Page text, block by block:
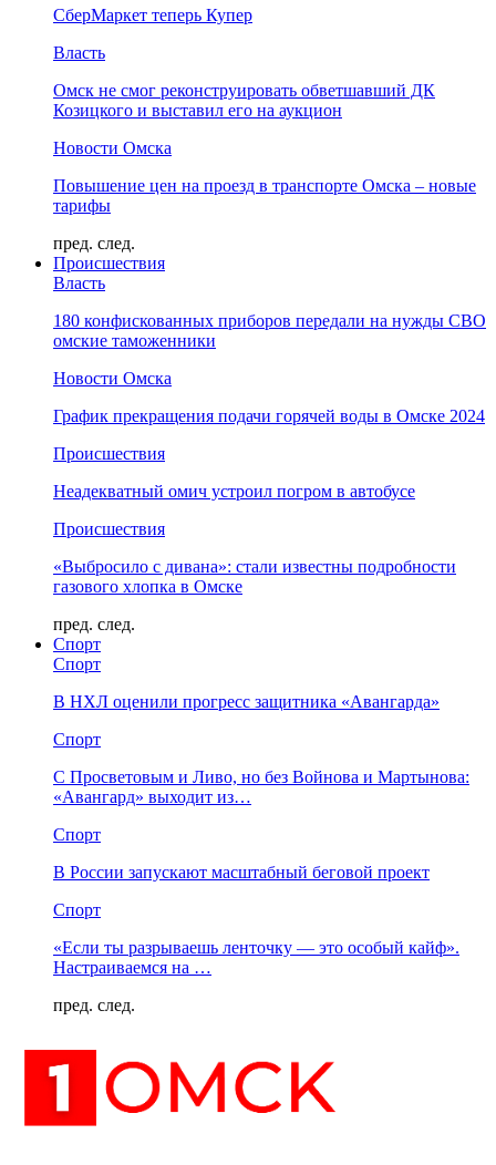
СберМаркет теперь Купер
Власть
Омск не смог реконструировать обветшавший ДК
Козицкого и выставил его на аукцион
Новости Омска
Повышение цен на проезд в транспорте Омска – новые
тарифы
пред. след.
Происшествия
Власть
180 конфискованных приборов передали на нужды СВО
омские таможенники
Новости Омска
График прекращения подачи горячей воды в Омске 2024
Происшествия
Неадекватный омич устроил погром в автобусе
Происшествия
«Выбросило с дивана»: стали известны подробности
газового хлопка в Омске
пред. след.
Спорт
Спорт
В НХЛ оценили прогресс защитника «Авангарда»
Спорт
С Просветовым и Ливо, но без Войнова и Мартынова:
«Авангард» выходит из…
Спорт
В России запускают масштабный беговой проект
Спорт
«Если ты разрываешь ленточку — это особый кайф».
Настраиваемся на …
пред. след.